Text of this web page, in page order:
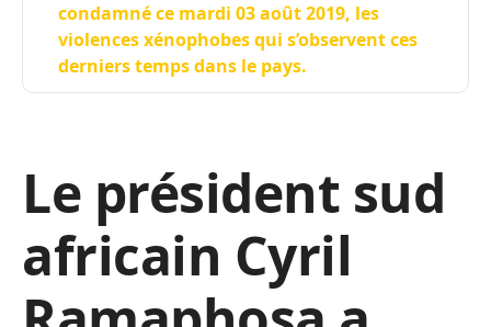
condamné ce mardi 03 août 2019, les
violences xénophobes qui s’observent ces
derniers temps dans le pays.
Le président sud
africain Cyril